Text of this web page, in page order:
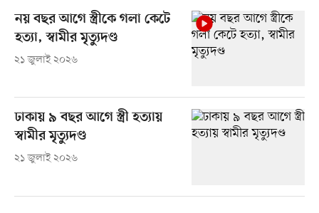
নয় বছর আগে স্ত্রীকে গলা কেটে
হত্যা, স্বামীর মৃত্যুদণ্ড
২১ জুলাই ২০২৬
ঢাকায় ৯ বছর আগে স্ত্রী হত্যায়
স্বামীর মৃত্যুদণ্ড
২১ জুলাই ২০২৬